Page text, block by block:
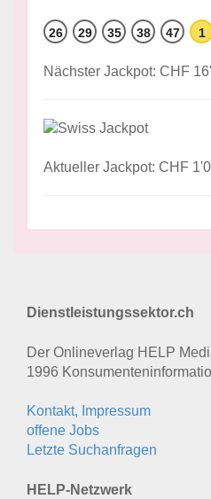
26 29 35 38 47 1
Nächster Jackpot: CHF
Aktueller Jackpot: CHF
Dienstleistungssektor.ch
Der Onlineverlag HELP
1996
Kontakt, Impressum
offene Jobs
Letzte Suchanfragen
HELP-Netzwerk